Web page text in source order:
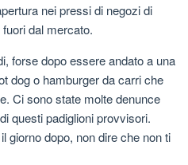
nei pressi di negozi di
dal mercato.
forse dopo essere andato a una
dog o hamburger da carri che
Ci sono state molte denunce
questi padiglioni provvisori.
giorno dopo, non dire che non ti